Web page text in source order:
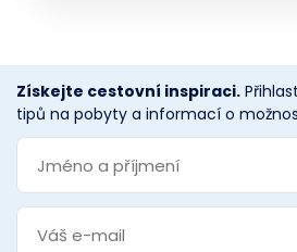
Získejte cestovní inspiraci.
tipů na pobyty a informací o